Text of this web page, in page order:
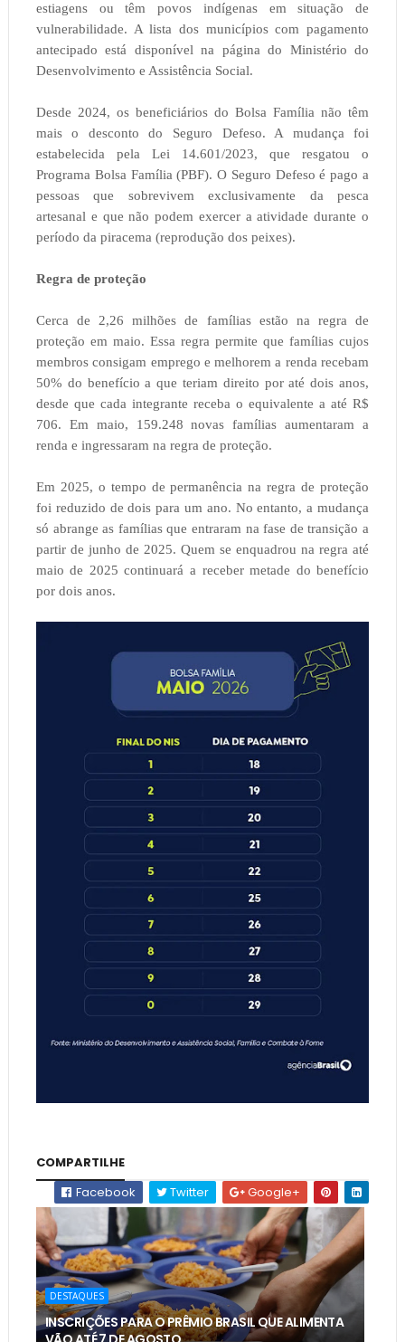
estiagens ou têm povos indígenas em situação de
vulnerabilidade. A lista dos municípios com pagamento
antecipado está disponível na página do Ministério do
Desenvolvimento e Assistência Social.
Desde 2024, os beneficiários do Bolsa Família não têm
mais o desconto do Seguro Defeso. A mudança foi
estabelecida pela Lei 14.601/2023, que resgatou o
Programa Bolsa Família (PBF). O Seguro Defeso é pago a
pessoas que sobrevivem exclusivamente da pesca
artesanal e que não podem exercer a atividade durante o
período da piracema (reprodução dos peixes).
Regra de proteção
Cerca de 2,26 milhões de famílias estão na regra de
proteção em maio. Essa regra permite que famílias cujos
membros consigam emprego e melhorem a renda recebam
50% do benefício a que teriam direito por até dois anos,
desde que cada integrante receba o equivalente a até R$
706. Em maio, 159.248 novas famílias aumentaram a
renda e ingressaram na regra de proteção.
Em 2025, o tempo de permanência na regra de proteção
foi reduzido de dois para um ano. No entanto, a mudança
só abrange as famílias que entraram na fase de transição a
partir de junho de 2025. Quem se enquadrou na regra até
maio de 2025 continuará a receber metade do benefício
por dois anos.
COMPARTILHE
Facebook
Twitter Google+
DESTAQUES
INSCRIÇÕES PARA O PRÊMIO BRASIL QUE ALIMENTA